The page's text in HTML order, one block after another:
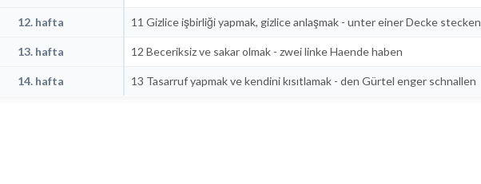
12. hafta 11 Gizlice işbirliği yapmak, gizlice anlaşmak - unter einer Decke stecken
13. hafta 12 Beceriksiz ve sakar olmak - zwei linke Haende haben
14. hafta 13 Tasarruf yapmak ve kendini kısıtlamak - den Gürtel enger schnallen